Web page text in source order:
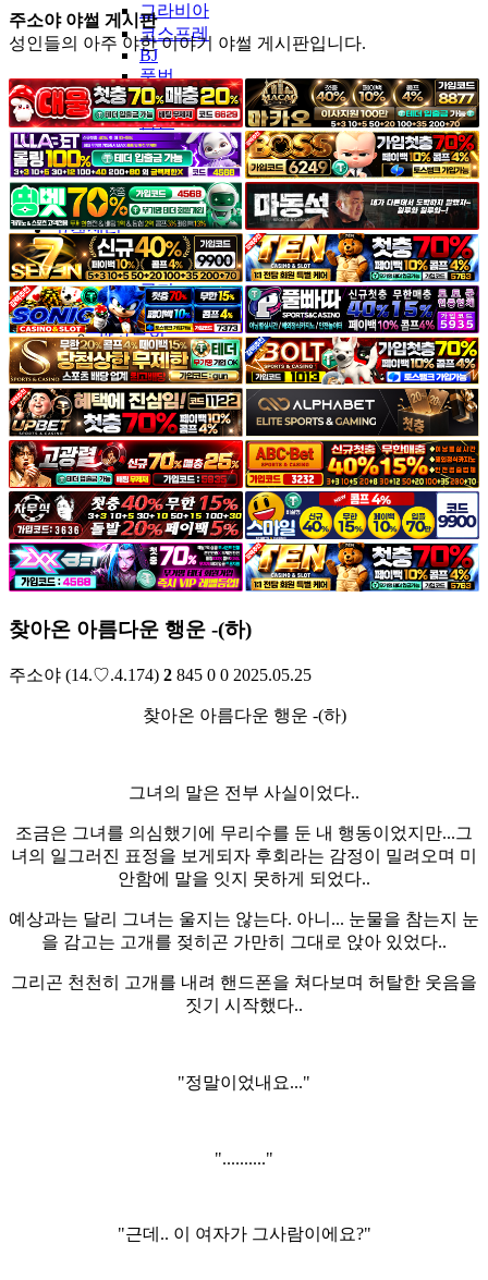
그라비아
코스프레
BJ
품번
후방주의
움짤
스포츠
기타
야썰
고객센터
공지&이벤트
공지
1:1문의
광고문의
주소야 야썰 게시판
성인들의 아주 야한 이야기 야썰 게시판입니다.
찾아온 아름다운 행운 -(하)
주소야 (14.♡.4.174) 2 845 0 0 2025.05.25
찾아온 아름다운 행운 -(하)
그녀의 말은 전부 사실이었다..
조금은 그녀를 의심했기에 무리수를 둔 내 행동이었지만...그
녀의 일그러진 표정을 보게되자 후회라는 감정이 밀려오며 미
안함에 말을 잇지 못하게 되었다..
예상과는 달리 그녀는 울지는 않는다. 아니... 눈물을 참는지 눈
을 감고는 고개를 젖히곤 가만히 그대로 앉아 있었다..
그리곤 천천히 고개를 내려 핸드폰을 쳐다보며 허탈한 웃음을
짓기 시작했다..
"정말이었내요..."
".........."
"근데.. 이 여자가 그사람이에요?"